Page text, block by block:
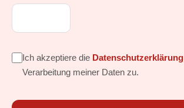
Ich akzeptiere die Datenschutzerklärung
Verarbeitung meiner Daten zu.